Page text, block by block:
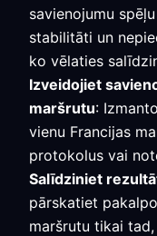
savienojumu
stabilitāti un
ko vēlaties
Izveidojiet
maršrutu:
vienu Francijas
protokolus vai
Salīdziniet
pārskatiet
maršrutu tikai